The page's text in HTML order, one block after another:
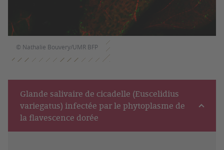
© Nathalie Bouvery/UMR BFP
Glande salivaire de cicadelle (Euscelidius
variegatus) infectée par le phytoplasme de
la flavescence dorée